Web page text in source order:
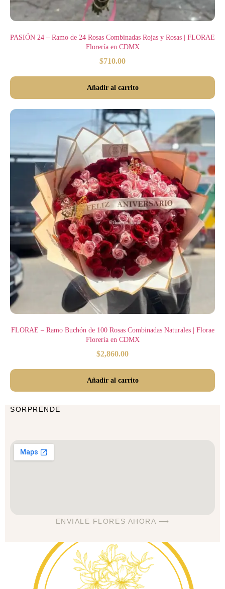
PASIÓN 24 – Ramo de 24 Rosas Combinadas Rojas y Rosas | FLORAE
Florería en CDMX
$710.00
Añadir al carrito
FLORAE – Ramo Buchón de 100 Rosas Combinadas Naturales | Florae
Florería en CDMX
$2,860.00
Añadir al carrito
SORPRENDE
ENVIALE FLORES AHORA ⟶